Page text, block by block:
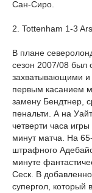
Сан-Сиро.
2. Tottenham 1-3
В плане
сезон 2007/08 был
захватывающими
первым касанием
замену Бендтнер,
пенальти. А на
четверти часа
минут матча. На
штрафного
минуте
Сеск. В
супергол, который